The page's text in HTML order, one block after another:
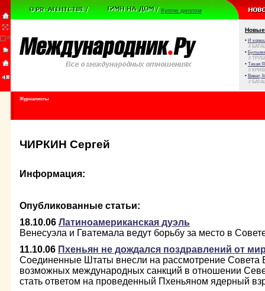
Куплю диплом
Новые
• И
//
•
//
• Тихая
//
• Виват,
//
Журналисты
ЧИРКИН Сергей
Информация:
Опубликованные статьи:
18.10.06 Латиноамериканская дуэль
Венесуэла и Гватемала ведут борьбу за место в
11.10.06 Пхеньян не дождался поздравлений от
Соединенные Штаты внесли на рассмотрение Совета
возможных международных санкций в отношении
стать ответом на проведенный Пхеньяном ядерный